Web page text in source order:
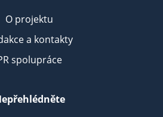
O projektu
a kontakty
spolupráce